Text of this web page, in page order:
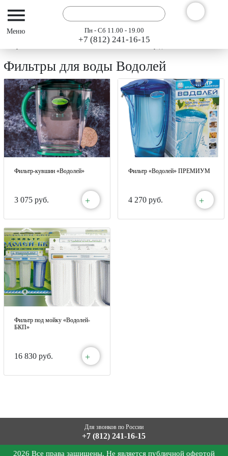
Пн - Сб 11.00 - 19.00
+7 (812) 241-16-15
Каталог
Фильтры для воды Водолей
Фильтр-кувшин «Водолей»
3 075 руб. +
Фильтр «Водолей» ПРЕМИУМ
4 270 руб. +
Фильтр под мойку «Водолей-
БКП»
16 830 руб. +
Для звонков по России
+7 (812) 241-16-15
2026 Все права защищены. Не является публичной офертой